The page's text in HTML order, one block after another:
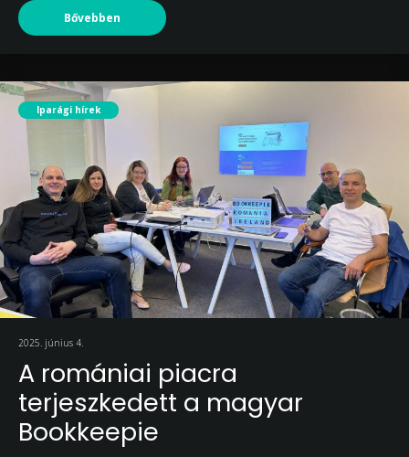
Bővebben
Iparági hírek
2025. június 4.
A romániai piacra
terjeszkedett a magyar
Bookkeepie